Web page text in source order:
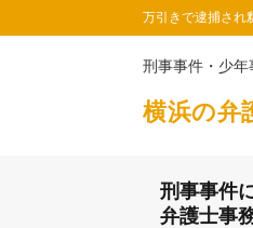
万引きで逮捕され
刑事事件・少年
横浜の弁
刑事事件
弁護士事